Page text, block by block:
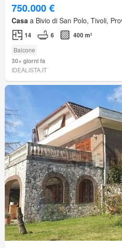
750.000 €
Casa a Bivio di San Polo, Tivoli,
14 6 400 m²
Balcone
30+ giorni fa
IDEALISTA.IT